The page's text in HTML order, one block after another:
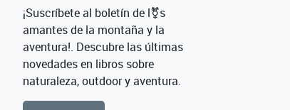
¡Suscríbete al boletín de l⚧s
amantes de la montaña y la
aventura!. Descubre las últimas
novedades en libros sobre
naturaleza, outdoor y aventura.